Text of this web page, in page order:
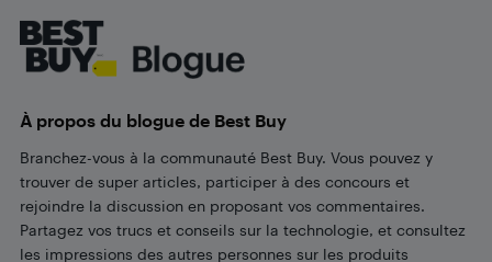
À propos du blogue de Best Buy
Branchez-vous à la communauté Best Buy. Vous pouvez y
trouver de super articles, participer à des concours et
rejoindre la discussion en proposant vos commentaires.
Partagez vos trucs et conseils sur la technologie, et consultez
les impressions des autres personnes sur les produits